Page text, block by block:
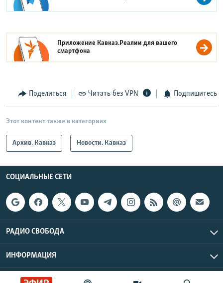
Приложение Кавказ.Реалии для вашего
смартфона
Поделиться Читать без VPN Подпишитесь
Этот контент также в категориях
Архив. Кавказ Новости. Кавказ
СОЦИАЛЬНЫЕ СЕТИ
РАДИО СВОБОДА
ИНФОРМАЦИЯ